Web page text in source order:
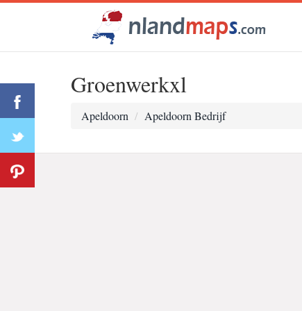
Groenwerkxl
Apeldoorn Apeldoorn Bedrijf